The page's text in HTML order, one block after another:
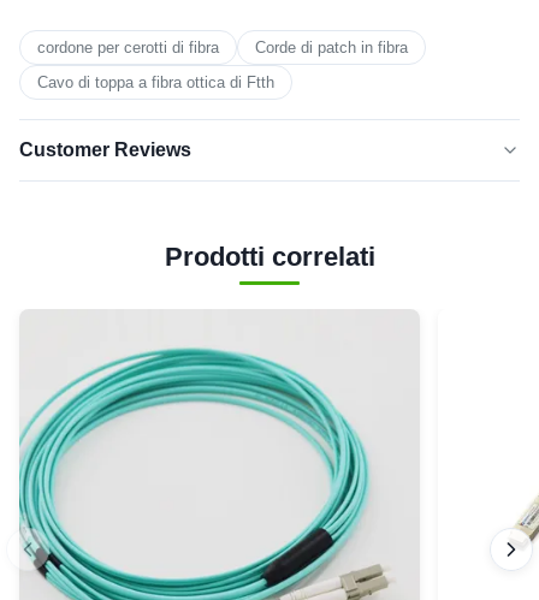
cordone per cerotti di fibra
Corde di patch in fibra
Cavo di toppa a fibra ottica di Ftth
Customer Reviews
cinque
2 stelle
1 stella
8
8/12 /24/48 Cores OM3 OM4 LSZH MPO MTP Fiber
Optic Patch Cable
MexicoOct 23.2025
★★★★★
★★★★★
Prodotti correlati